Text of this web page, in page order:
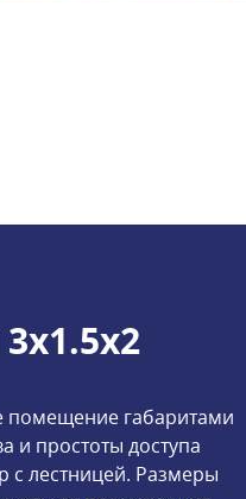
помещение габаритами
и простоты доступа
с лестницей. Размеры